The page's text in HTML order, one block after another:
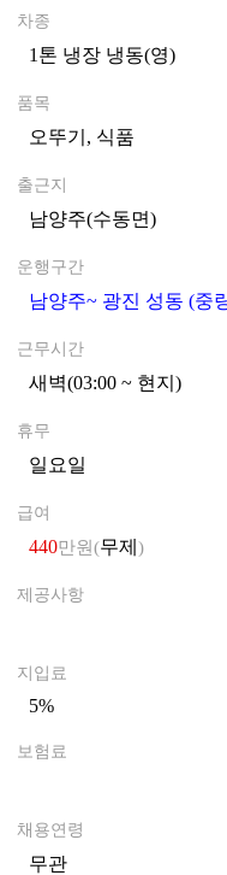
차종
1톤 냉장 냉동(영)
품목
오뚜기, 식품
출근지
남양주(수동면)0
운행구간
남양주~ 광진 성동 (중
근무시간
새벽(03:00 ~ 현지)0
휴무
일요일
급여
440만원(무제 )
제공사항
지입료
5%0
보험료
채용연령
무관